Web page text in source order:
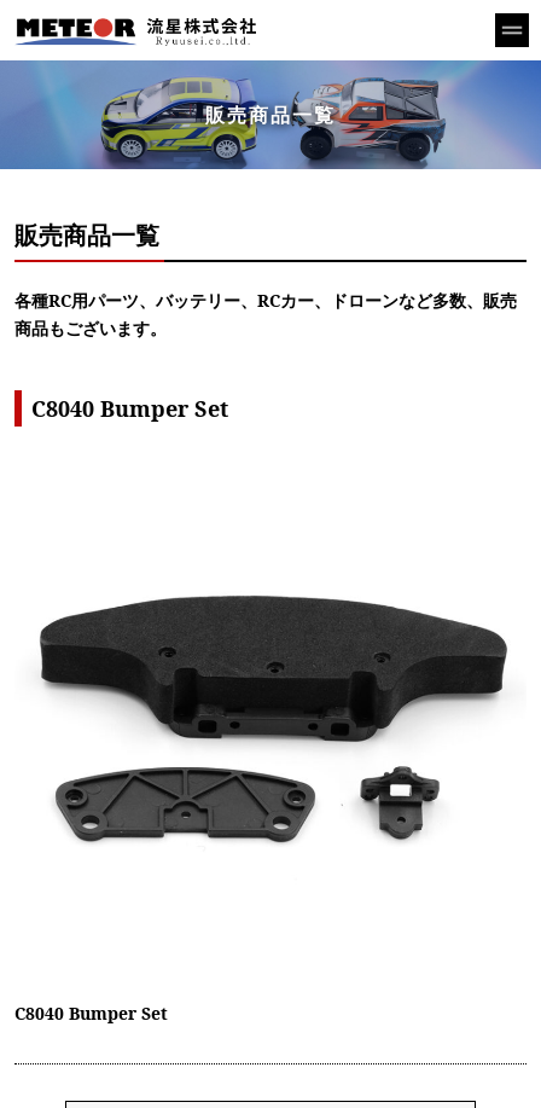
販売商品一覧
販売商品一覧
各種RC用パーツ、バッテリー、RCカー、ドローンなど多数、販売
商品もございます。
C8040 Bumper Set
C8040 Bumper Set